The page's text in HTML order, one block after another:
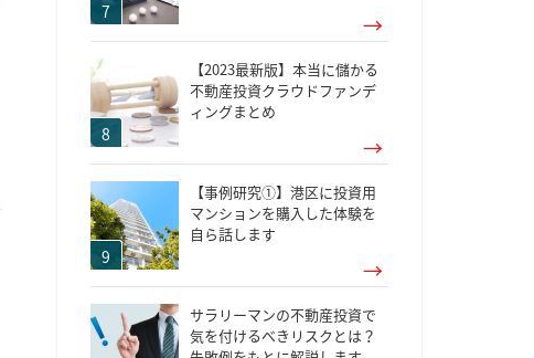
【2023最新版】本当に儲かる
不動産投資クラウドファンデ
ィングまとめ
【事例研究①】港区に投資用
マンションを購入した体験を
自ら話します
サラリーマンの不動産投資で
気を付けるべきリスクとは？